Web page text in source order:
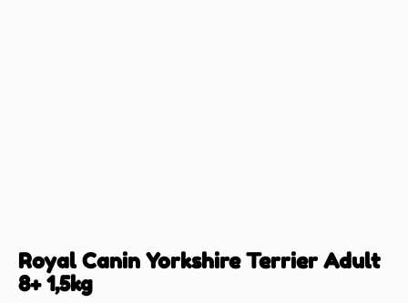
Royal Canin Yorkshire Terrier Adult
8+ 1,5kg